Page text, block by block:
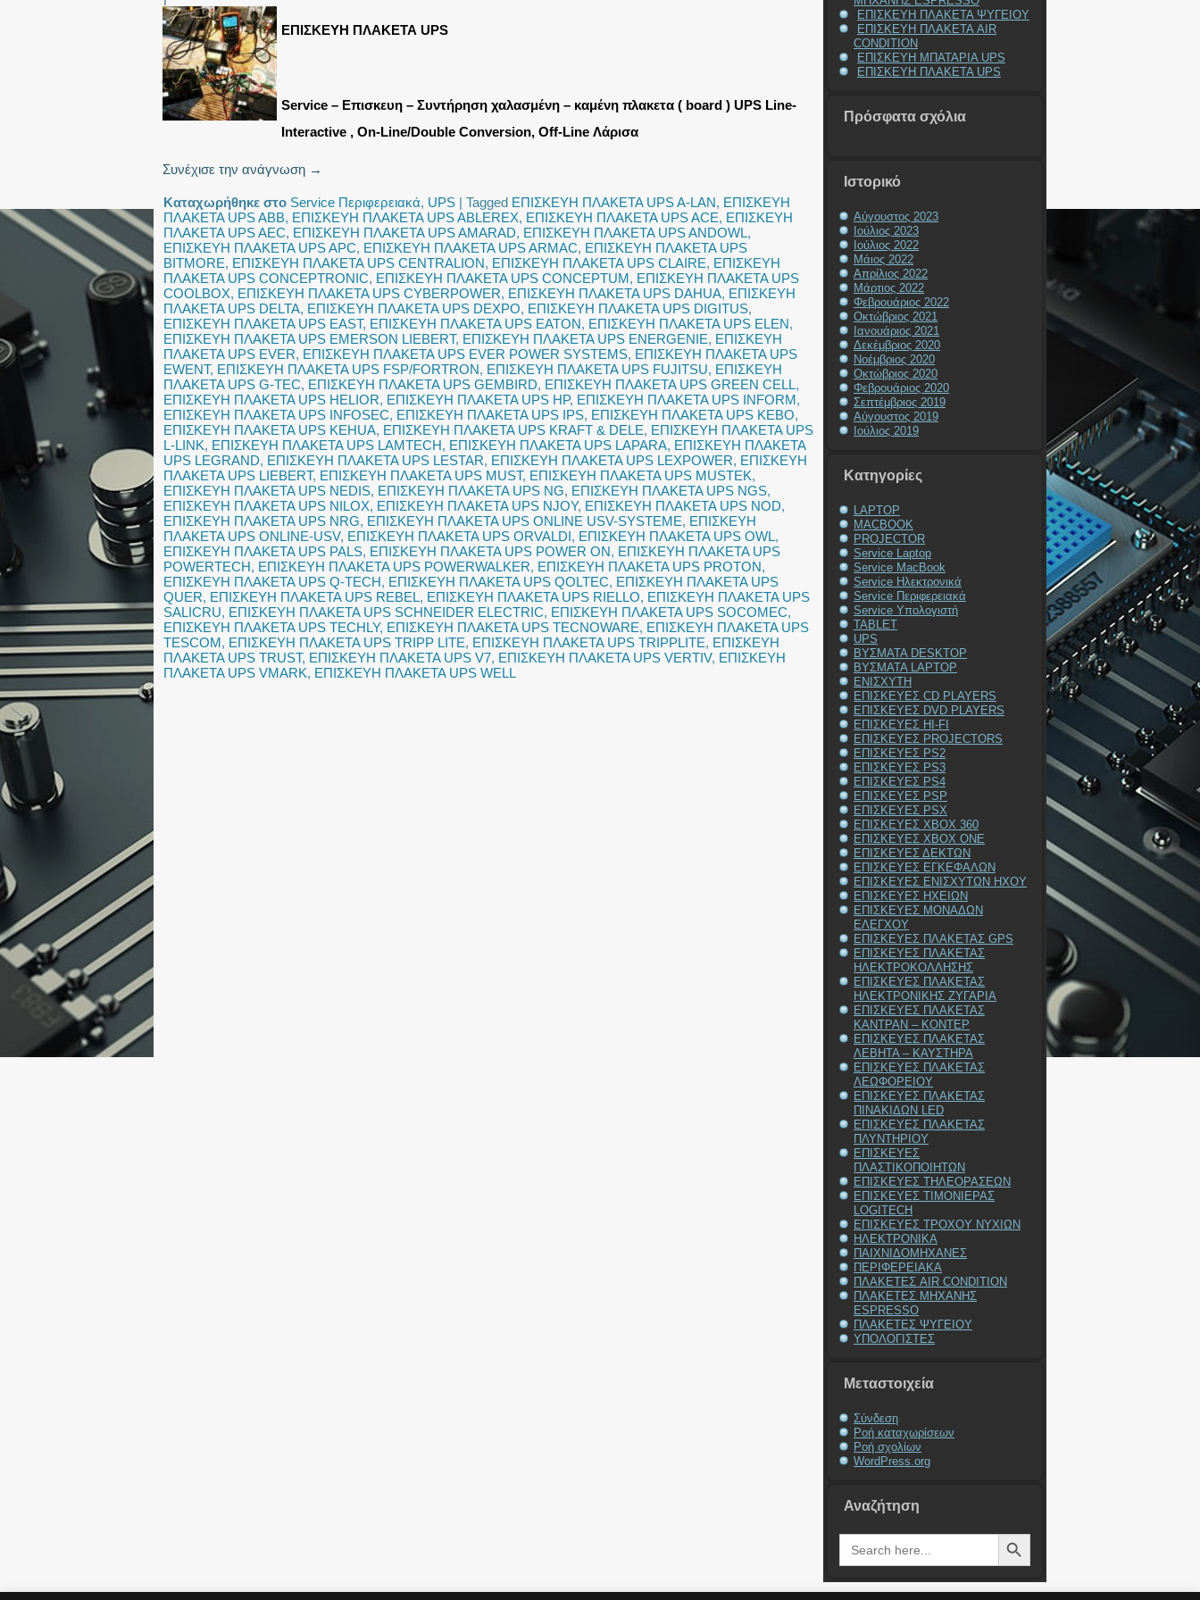
ΕΠΙΣΚΕΥΗ ΠΛΑΚΕΤΑ UPS
Service – Επισκευη – Συντήρηση χαλασμένη – καμένη πλακετα ( board ) UPS Line-
Interactive , On-Line/Double Conversion, Off-Line Λάρισα
Συνέχισε την ανάγνωση →
Καταχωρήθηκε στο Service Περιφερειακά, UPS | Tagged ΕΠΙΣΚΕΥΗ ΠΛΑΚΕΤΑ UPS A-LAN, ΕΠΙΣΚΕΥΗ
ΠΛΑΚΕΤΑ UPS ABB, ΕΠΙΣΚΕΥΗ ΠΛΑΚΕΤΑ UPS ABLEREX, ΕΠΙΣΚΕΥΗ ΠΛΑΚΕΤΑ UPS ACE, ΕΠΙΣΚΕΥΗ
ΠΛΑΚΕΤΑ UPS AEC, ΕΠΙΣΚΕΥΗ ΠΛΑΚΕΤΑ UPS AMARAD, ΕΠΙΣΚΕΥΗ ΠΛΑΚΕΤΑ UPS ANDOWL,
ΕΠΙΣΚΕΥΗ ΠΛΑΚΕΤΑ UPS APC, ΕΠΙΣΚΕΥΗ ΠΛΑΚΕΤΑ UPS ARMAC, ΕΠΙΣΚΕΥΗ ΠΛΑΚΕΤΑ UPS
BITMORE, ΕΠΙΣΚΕΥΗ ΠΛΑΚΕΤΑ UPS CENTRALION, ΕΠΙΣΚΕΥΗ ΠΛΑΚΕΤΑ UPS CLAIRE, ΕΠΙΣΚΕΥΗ
ΠΛΑΚΕΤΑ UPS CONCEPTRONIC, ΕΠΙΣΚΕΥΗ ΠΛΑΚΕΤΑ UPS CONCEPTUM, ΕΠΙΣΚΕΥΗ ΠΛΑΚΕΤΑ UPS
COOLBOX, ΕΠΙΣΚΕΥΗ ΠΛΑΚΕΤΑ UPS CYBERPOWER, ΕΠΙΣΚΕΥΗ ΠΛΑΚΕΤΑ UPS DAHUA, ΕΠΙΣΚΕΥΗ
ΠΛΑΚΕΤΑ UPS DELTA, ΕΠΙΣΚΕΥΗ ΠΛΑΚΕΤΑ UPS DEXPO, ΕΠΙΣΚΕΥΗ ΠΛΑΚΕΤΑ UPS DIGITUS,
ΕΠΙΣΚΕΥΗ ΠΛΑΚΕΤΑ UPS EAST, ΕΠΙΣΚΕΥΗ ΠΛΑΚΕΤΑ UPS EATON, ΕΠΙΣΚΕΥΗ ΠΛΑΚΕΤΑ UPS ELEN,
ΕΠΙΣΚΕΥΗ ΠΛΑΚΕΤΑ UPS EMERSON LIEBERT, ΕΠΙΣΚΕΥΗ ΠΛΑΚΕΤΑ UPS ENERGENIE, ΕΠΙΣΚΕΥΗ
ΠΛΑΚΕΤΑ UPS EVER, ΕΠΙΣΚΕΥΗ ΠΛΑΚΕΤΑ UPS EVER POWER SYSTEMS, ΕΠΙΣΚΕΥΗ ΠΛΑΚΕΤΑ UPS
EWENT, ΕΠΙΣΚΕΥΗ ΠΛΑΚΕΤΑ UPS FSP/FORTRON, ΕΠΙΣΚΕΥΗ ΠΛΑΚΕΤΑ UPS FUJITSU, ΕΠΙΣΚΕΥΗ
ΠΛΑΚΕΤΑ UPS G-TEC, ΕΠΙΣΚΕΥΗ ΠΛΑΚΕΤΑ UPS GEMBIRD, ΕΠΙΣΚΕΥΗ ΠΛΑΚΕΤΑ UPS GREEN CELL,
ΕΠΙΣΚΕΥΗ ΠΛΑΚΕΤΑ UPS HELIOR, ΕΠΙΣΚΕΥΗ ΠΛΑΚΕΤΑ UPS HP, ΕΠΙΣΚΕΥΗ ΠΛΑΚΕΤΑ UPS INFORM,
ΕΠΙΣΚΕΥΗ ΠΛΑΚΕΤΑ UPS INFOSEC, ΕΠΙΣΚΕΥΗ ΠΛΑΚΕΤΑ UPS IPS, ΕΠΙΣΚΕΥΗ ΠΛΑΚΕΤΑ UPS KEBO,
ΕΠΙΣΚΕΥΗ ΠΛΑΚΕΤΑ UPS KEHUA, ΕΠΙΣΚΕΥΗ ΠΛΑΚΕΤΑ UPS KRAFT & DELE, ΕΠΙΣΚΕΥΗ ΠΛΑΚΕΤΑ UPS
L-LINK, ΕΠΙΣΚΕΥΗ ΠΛΑΚΕΤΑ UPS LAMTECH, ΕΠΙΣΚΕΥΗ ΠΛΑΚΕΤΑ UPS LAPARA, ΕΠΙΣΚΕΥΗ ΠΛΑΚΕΤΑ
UPS LEGRAND, ΕΠΙΣΚΕΥΗ ΠΛΑΚΕΤΑ UPS LESTAR, ΕΠΙΣΚΕΥΗ ΠΛΑΚΕΤΑ UPS LEXPOWER, ΕΠΙΣΚΕΥΗ
ΠΛΑΚΕΤΑ UPS LIEBERT, ΕΠΙΣΚΕΥΗ ΠΛΑΚΕΤΑ UPS MUST, ΕΠΙΣΚΕΥΗ ΠΛΑΚΕΤΑ UPS MUSTEK,
ΕΠΙΣΚΕΥΗ ΠΛΑΚΕΤΑ UPS NEDIS, ΕΠΙΣΚΕΥΗ ΠΛΑΚΕΤΑ UPS NG, ΕΠΙΣΚΕΥΗ ΠΛΑΚΕΤΑ UPS NGS,
ΕΠΙΣΚΕΥΗ ΠΛΑΚΕΤΑ UPS NILOX, ΕΠΙΣΚΕΥΗ ΠΛΑΚΕΤΑ UPS NJOY, ΕΠΙΣΚΕΥΗ ΠΛΑΚΕΤΑ UPS NOD,
ΕΠΙΣΚΕΥΗ ΠΛΑΚΕΤΑ UPS NRG, ΕΠΙΣΚΕΥΗ ΠΛΑΚΕΤΑ UPS ONLINE USV-SYSTEME, ΕΠΙΣΚΕΥΗ
ΠΛΑΚΕΤΑ UPS ONLINE-USV, ΕΠΙΣΚΕΥΗ ΠΛΑΚΕΤΑ UPS ORVALDI, ΕΠΙΣΚΕΥΗ ΠΛΑΚΕΤΑ UPS OWL,
ΕΠΙΣΚΕΥΗ ΠΛΑΚΕΤΑ UPS PALS, ΕΠΙΣΚΕΥΗ ΠΛΑΚΕΤΑ UPS POWER ON, ΕΠΙΣΚΕΥΗ ΠΛΑΚΕΤΑ UPS
POWERTECH, ΕΠΙΣΚΕΥΗ ΠΛΑΚΕΤΑ UPS POWERWALKER, ΕΠΙΣΚΕΥΗ ΠΛΑΚΕΤΑ UPS PROTON,
ΕΠΙΣΚΕΥΗ ΠΛΑΚΕΤΑ UPS Q-TECH, ΕΠΙΣΚΕΥΗ ΠΛΑΚΕΤΑ UPS QOLTEC, ΕΠΙΣΚΕΥΗ ΠΛΑΚΕΤΑ UPS
QUER, ΕΠΙΣΚΕΥΗ ΠΛΑΚΕΤΑ UPS REBEL, ΕΠΙΣΚΕΥΗ ΠΛΑΚΕΤΑ UPS RIELLO, ΕΠΙΣΚΕΥΗ ΠΛΑΚΕΤΑ UPS
SALICRU, ΕΠΙΣΚΕΥΗ ΠΛΑΚΕΤΑ UPS SCHNEIDER ELECTRIC, ΕΠΙΣΚΕΥΗ ΠΛΑΚΕΤΑ UPS SOCOMEC,
ΕΠΙΣΚΕΥΗ ΠΛΑΚΕΤΑ UPS TECHLY, ΕΠΙΣΚΕΥΗ ΠΛΑΚΕΤΑ UPS TECNOWARE, ΕΠΙΣΚΕΥΗ ΠΛΑΚΕΤΑ UPS
TESCOM, ΕΠΙΣΚΕΥΗ ΠΛΑΚΕΤΑ UPS TRIPP LITE, ΕΠΙΣΚΕΥΗ ΠΛΑΚΕΤΑ UPS TRIPPLITE, ΕΠΙΣΚΕΥΗ
ΠΛΑΚΕΤΑ UPS TRUST, ΕΠΙΣΚΕΥΗ ΠΛΑΚΕΤΑ UPS V7, ΕΠΙΣΚΕΥΗ ΠΛΑΚΕΤΑ UPS VERTIV, ΕΠΙΣΚΕΥΗ
ΠΛΑΚΕΤΑ UPS VMARK, ΕΠΙΣΚΕΥΗ ΠΛΑΚΕΤΑ UPS WELL
ΕΠΙΣΚΕΥΗ ΠΛΑΚΕΤΑ ΨΥΓΕΙΟΥ
ΕΠΙΣΚΕΥΗ ΠΛΑΚΕΤΑ AIR
CONDITION
ΕΠΙΣΚΕΥΗ ΜΠΑΤΑΡΙΑ UPS
ΕΠΙΣΚΕΥΗ ΠΛΑΚΕΤΑ UPS
Πρόσφατα σχόλια
Ιστορικό
Αύγουστος 2023
Ιούλιος 2023
Ιούλιος 2022
Μάιος 2022
Απρίλιος 2022
Μάρτιος 2022
Φεβρουάριος 2022
Οκτώβριος 2021
Ιανουάριος 2021
Δεκέμβριος 2020
Νοέμβριος 2020
Οκτώβριος 2020
Φεβρουάριος 2020
Σεπτέμβριος 2019
Αύγουστος 2019
Ιούλιος 2019
Kατηγορίες
LAPTOP
MACBOOK
PROJECTOR
Service Laptop
Service MacBook
Service Ηλεκτρονικά
Service Περιφερειακά
Service Υπολογιστή
TABLET
UPS
ΒΥΣΜΑΤΑ DESKTOP
ΒΥΣΜΑΤΑ LAPTOP
ΕΝΙΣΧΥΤΗ
ΕΠΙΣΚΕΥΕΣ CD PLAYERS
ΕΠΙΣΚΕΥΕΣ DVD PLAYERS
ΕΠΙΣΚΕΥΕΣ HI-FI
ΕΠΙΣΚΕΥΕΣ PROJECTORS
ΕΠΙΣΚΕΥΕΣ PS2
ΕΠΙΣΚΕΥΕΣ PS3
ΕΠΙΣΚΕΥΕΣ PS4
ΕΠΙΣΚΕΥΕΣ PSP
ΕΠΙΣΚΕΥΕΣ PSX
ΕΠΙΣΚΕΥΕΣ XBOX 360
ΕΠΙΣΚΕΥΕΣ XBOX ONE
ΕΠΙΣΚΕΥΕΣ ΔΕΚΤΩΝ
ΕΠΙΣΚΕΥΕΣ ΕΓΚΕΦΑΛΩΝ
ΕΠΙΣΚΕΥΕΣ ΕΝΙΣΧΥΤΩΝ ΗΧΟΥ
ΕΠΙΣΚΕΥΕΣ ΗΧΕΙΩΝ
ΕΠΙΣΚΕΥΕΣ ΜΟΝΑΔΩΝ
ΕΛΕΓΧΟΥ
ΕΠΙΣΚΕΥΕΣ ΠΛΑΚΕΤΑΣ GPS
ΕΠΙΣΚΕΥΕΣ ΠΛΑΚΕΤΑΣ
ΗΛΕΚΤΡΟΚΟΛΛΗΣΗΣ
ΕΠΙΣΚΕΥΕΣ ΠΛΑΚΕΤΑΣ
ΗΛΕΚΤΡΟΝΙΚΗΣ ΖΥΓΑΡΙΑ
ΕΠΙΣΚΕΥΕΣ ΠΛΑΚΕΤΑΣ
ΚΑΝΤΡΑΝ – ΚΟΝΤΕΡ
ΕΠΙΣΚΕΥΕΣ ΠΛΑΚΕΤΑΣ
ΛΕΒΗΤΑ – ΚΑΥΣΤΗΡΑ
ΕΠΙΣΚΕΥΕΣ ΠΛΑΚΕΤΑΣ
ΛΕΩΦΟΡΕΙΟΥ
ΕΠΙΣΚΕΥΕΣ ΠΛΑΚΕΤΑΣ
ΠΙΝΑΚΙΔΩΝ LED
ΕΠΙΣΚΕΥΕΣ ΠΛΑΚΕΤΑΣ
ΠΛΥΝΤΗΡΙΟΥ
ΕΠΙΣΚΕΥΕΣ
ΠΛΑΣΤΙΚΟΠΟΙΗΤΩΝ
ΕΠΙΣΚΕΥΕΣ ΤΗΛΕΟΡΑΣΕΩΝ
ΕΠΙΣΚΕΥΕΣ ΤΙΜΟΝΙΕΡΑΣ
LOGITECH
ΕΠΙΣΚΕΥΕΣ ΤΡΟΧΟΥ ΝΥΧΙΩΝ
ΗΛΕΚΤΡΟΝΙΚΑ
ΠΑΙΧΝΙΔΟΜΗΧΑΝΕΣ
ΠΕΡΙΦΕΡΕΙΑΚΑ
ΠΛΑΚΕΤΕΣ AIR CONDITION
ΠΛΑΚΕΤΕΣ ΜΗΧΑΝΗΣ
ESPRESSO
ΠΛΑΚΕΤΕΣ ΨΥΓΕΙΟΥ
ΥΠΟΛΟΓΙΣΤΕΣ
Μεταστοιχεία
Σύνδεση
Ροή καταχωρίσεων
Ροή σχολίων
WordPress.org
Αναζήτηση
Search
for:
Search Button